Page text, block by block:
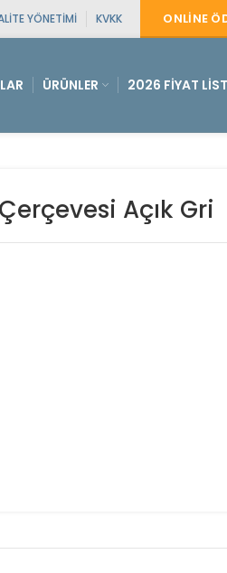
YÖNETIMI KVKK ONLINE
ÜRÜNLER 2026 FIYAT
Çerçevesi Açık Gri